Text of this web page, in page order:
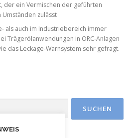
der ein Vermischen der geführten
zulässt
als auch im Industriebereich immer
Trägerölanwendungen in ORC-Anlagen
das Leckage-Warnsystem sehr gefragt.